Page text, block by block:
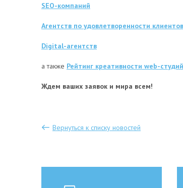
SEO-компаний
Агентств по удовлетворенности клиентов
Digital-агентств
а также Рейтинг креативности web-студий
Ждем ваших заявок и мира всем!
Вернуться к списку новостей